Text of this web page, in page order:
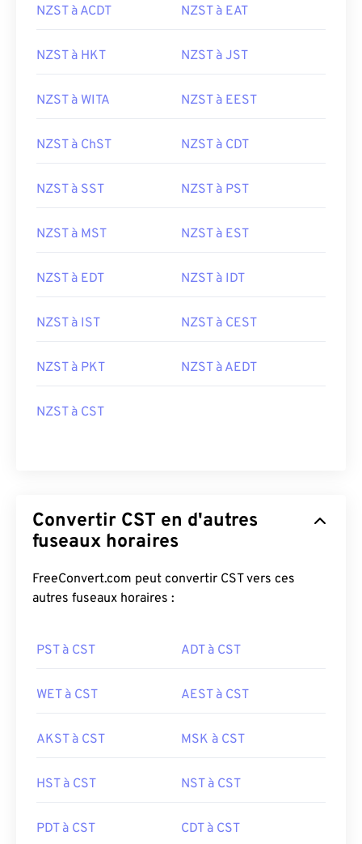
NZST à ACDT NZST à EAT
NZST à HKT NZST à JST
NZST à WITA NZST à EEST
NZST à ChST NZST à CDT
NZST à SST NZST à PST
NZST à MST NZST à EST
NZST à EDT NZST à IDT
NZST à IST NZST à CEST
NZST à PKT NZST à AEDT
NZST à CST
Convertir CST en d'autres
fuseaux horaires
FreeConvert.com peut convertir CST vers ces
autres fuseaux horaires :
PST à CST ADT à CST
WET à CST AEST à CST
AKST à CST MSK à CST
HST à CST NST à CST
PDT à CST CDT à CST